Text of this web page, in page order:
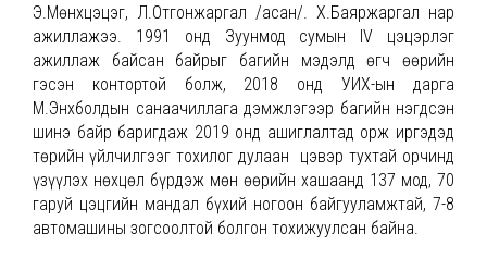
Э.Мөнхцэцэг, Л.Отгонжаргал /асан/. Х.Баяржаргал нар
ажиллажээ. 1991 онд Зуунмод сумын IV цэцэрлэг
ажиллаж байсан байрыг багийн мэдэлд өгч өөрийн
гэсэн контортой болж, 2018 онд УИХ-ын дарга
М.Энхболдын санаачиллага дэмжлэгээр багийн нэгдсэн
шинэ байр баригдаж 2019 онд ашиглалтад орж иргэдэд
төрийн үйлчилгээг тохилог дулаан цэвэр тухтай орчинд
үзүүлэх нөхцөл бүрдэж мөн өөрийн хашаанд 137 мод, 70
гаруй цэцгийн мандал бүхий ногоон байгууламжтай, 7-8
автомашины зогсоолтой болгон тохижуулсан байна.